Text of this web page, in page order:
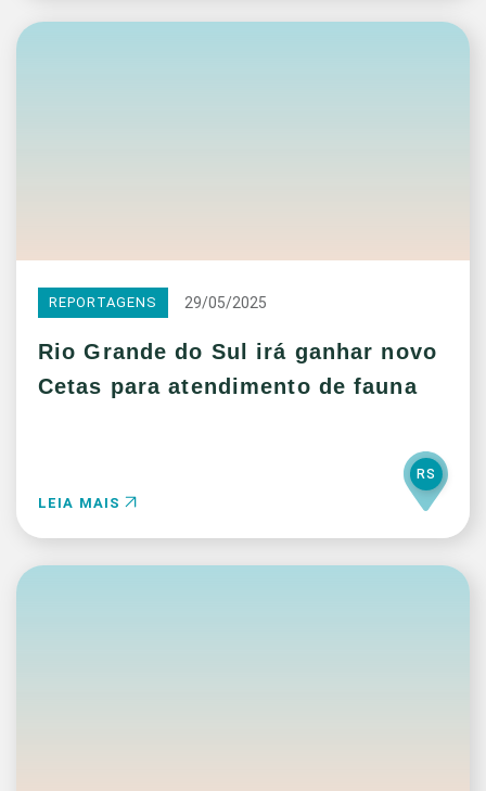
REPORTAGENS 29/05/2025
Rio Grande do Sul irá ganhar novo
Cetas para atendimento de fauna
LEIA MAIS
RS